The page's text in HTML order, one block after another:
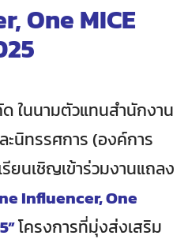
One MICE
ในนามตัวแทนสำนักงาน
ะนิทรรศการ (องค์การ
ยนเชิญเข้าร่วมงานแถลง
Influencer, One
โครงการที่มุ่งส่งเสริม